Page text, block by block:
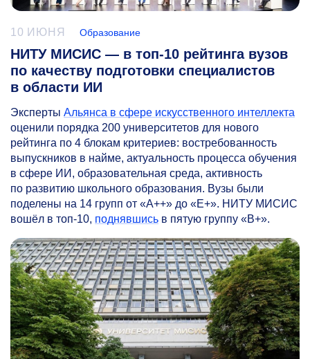
10 ИЮНЯ Образование
НИТУ МИСИС — в топ-10 рейтинга вузов
по качеству подготовки специалистов
в области ИИ
Эксперты Альянса в сфере искусственного интеллекта
оценили порядка 200 университетов для нового
рейтинга по 4 блокам критериев: востребованность
выпускников в найме, актуальность процесса обучения
в сфере ИИ, образовательная среда, активность
по развитию школьного образования. Вузы были
поделены на 14 групп от «А++» до «Е+». НИТУ МИСИС
вошёл в топ-10, поднявшись в пятую группу «В+».